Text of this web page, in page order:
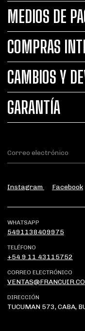
MEDIOS DE
COMPRAS
CAMBIOS Y
GARANTÍA
Instagram Facebook
WHATSAPP
5491138409975
TELÉFONO
+54 9 11 43115752
CORREO ELECTRÓNICO
DIRECCIÓN
TUCUMAN 573, CABA,